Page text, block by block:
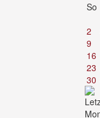
So
2
9
16
23
30